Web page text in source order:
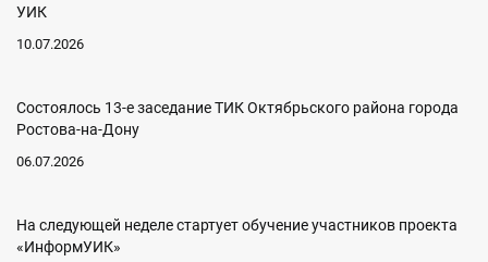
УИК
10.07.2026
Состоялось 13-е заседание ТИК Октябрьского района города
Ростова-на-Дону
06.07.2026
На следующей неделе стартует обучение участников проекта
«ИнформУИК»